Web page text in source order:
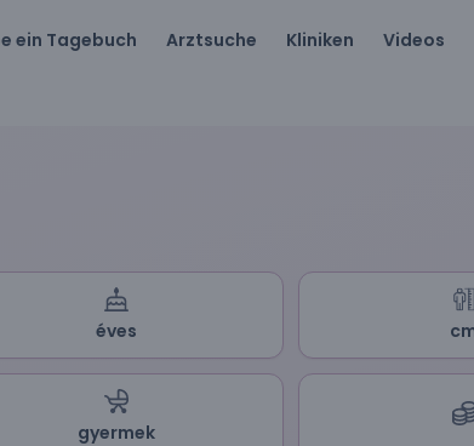
ein Tagebuch Arztsuche Kliniken Videos
éves
gyermek